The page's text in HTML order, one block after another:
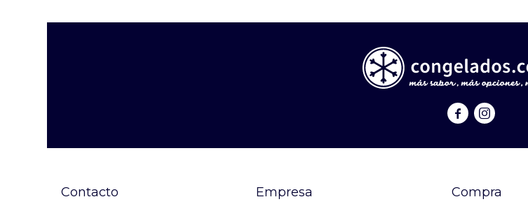
 
Contacto Empresa Compra